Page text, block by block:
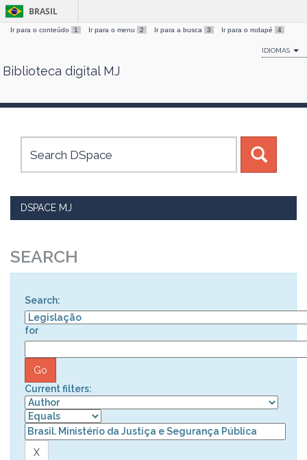
Skip
BRASIL
Ir para o conteúdo 1 Ir para o menu 2 Ir para a busca 3 Ir para o rodapé 4
IDIOMAS
Biblioteca digital MJ
DSPACE MJ
SEARCH
Search:
for
Current filters: